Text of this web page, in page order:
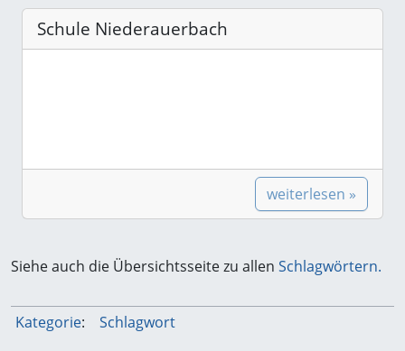
Schule Niederauerbach
weiterlesen »
Siehe auch die Übersichtsseite zu allen Schlagwörtern.
Kategorie: Schlagwort